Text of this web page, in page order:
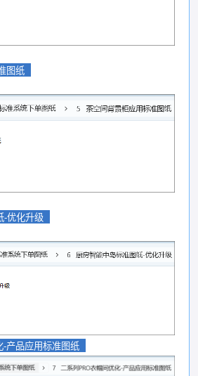
图纸
-优化升级
-产品应用标准图纸